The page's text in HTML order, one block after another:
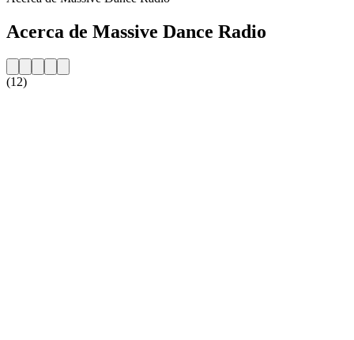
Acerca de Massive Dance Radio
(12)